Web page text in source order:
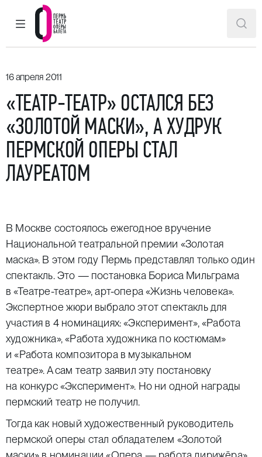
ГЛАВНОЕ МЕНЮ
Пермский театр оперы и балета
16 апреля 2011
«ТЕАТР-ТЕАТР» ОСТАЛСЯ БЕЗ
«ЗОЛОТОЙ МАСКИ», А ХУДРУК
ПЕРМСКОЙ ОПЕРЫ СТАЛ
ЛАУРЕАТОМ
В Москве состоялось ежегодное вручение
Национальной театральной премии «Золотая
маска». В этом году Пермь представлял только один
спектакль. Это — постановка Бориса Мильграма
в «Театре-театре», арт-опера «Жизнь человека».
Экспертное жюри выбрало этот спектакль для
участия в 4 номинациях: «Эксперимент», «Работа
художника», «Работа художника по костюмам»
и «Работа композитора в музыкальном
театре». А сам театр заявил эту постановку
на конкурс «Эксперимент». Но ни одной награды
пермский театр не получил.
Тогда как новый художественный руководитель
пермской оперы стал обладателем «Золотой